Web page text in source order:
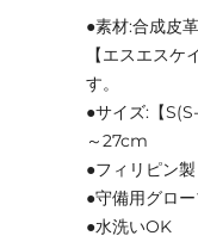
●素材:合成皮
【エスエス
す。
●サイズ:【
～27cm
●フィリピン製
●守備用グロ
●水洗いOK